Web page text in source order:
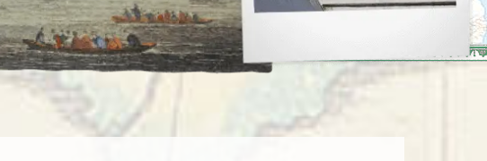
Litouwen
Madeira
Montenegro
Verenigd Koninkrijk
Wales
Kazachstan
Kirgizië
Laos
Malediven
Vietnam
Zijderoute
Zuid-Korea